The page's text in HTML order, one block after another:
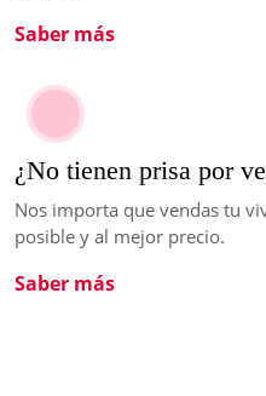
Saber más
¿No tienen prisa por
Nos importa que vendas tu
posible y al mejor precio.
Saber más